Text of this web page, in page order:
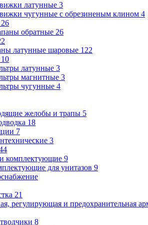
латунные 3
чугунные с обрезиненым клином 4
26
обратные 26
латунные шаровые 122
10
латунные 3
магнитные 3
чугунные 4
желобы и трапы 5
18
7
3
комплектующие 9
для унитазов 9
21
регулирующая и предохранительная
8